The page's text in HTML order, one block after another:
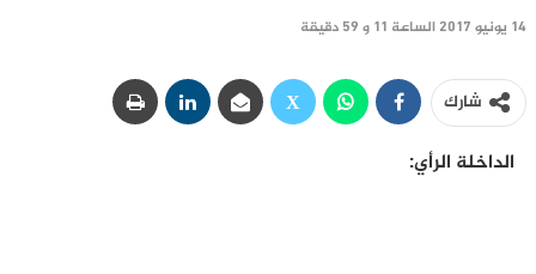
14 يونيو 2017 الساعة 11 و 59 دقيقة
شارك
الداخلة الرأي: